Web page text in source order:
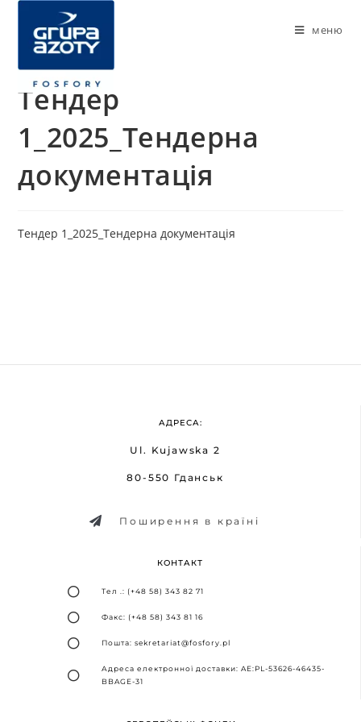
меню
Тендер
1_2025_Тендерна
документація
Тендер 1_2025_Тендерна документація
АДРЕСА:
Ul. Kujawska 2
80-550 Гданськ
Поширення в країні
КОНТАКТ
Тел .: (+48 58) 343 82 71
Факс: (+48 58) 343 81 16
Пошта: sekretariat@fosfory.pl
Адреса електронної доставки: AE:PL-53626-46435-
BBAGE-31